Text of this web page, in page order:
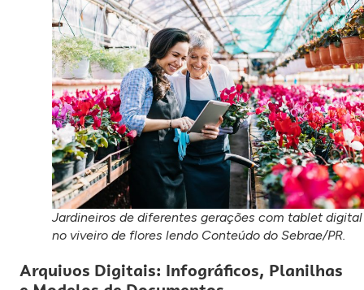
Jardineiros de diferentes gerações com tablet digital
no viveiro de flores lendo Conteúdo do Sebrae/PR.
Arquivos Digitais: Infográficos, Planilhas